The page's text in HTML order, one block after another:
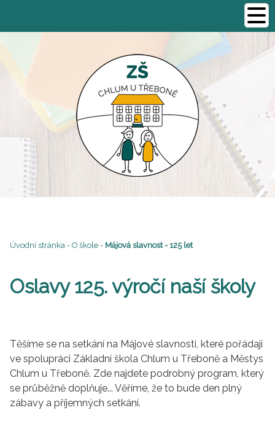
Úvodní stránka - O škole - Májová slavnost - 125 let
Oslavy 125. výročí naší školy
Těšíme se na setkání na Májové slavnosti, které pořádají
ve spolupráci Základní škola Chlum u Třeboně a Městys
Chlum u Třeboně. Zde najdete podrobný program, který
se průběžně doplňuje... Věříme, že to bude den plný
zábavy a příjemných setkání.